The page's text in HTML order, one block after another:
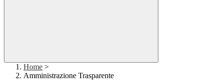
Home >
Amministrazione Trasparente